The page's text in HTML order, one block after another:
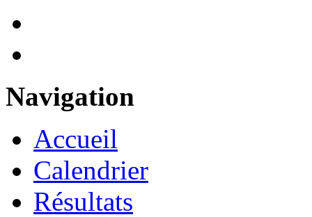
Navigation
Accueil
Calendrier
Résultats